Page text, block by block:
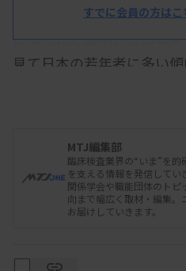
直接的に関係しているこ
になったと説明。この毒
見て日本の若年者に多い
すでに会員の方は
MTJ編集部
臨床検査業界の“いま”を
を支える情報を発信してい
関係学会や職能団体のト
向まで幅広く取材・編集。
お届けしていきます。